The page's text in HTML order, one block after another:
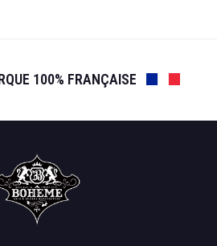
100% FRANÇAISE